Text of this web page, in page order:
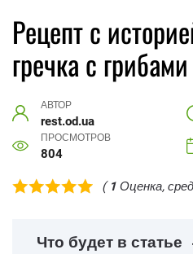
Рецепт с
гречка с
АВТОР
rest.od.ua
ПРОСМОТРОВ
804
( 1 Оценка,
Что будет в статье